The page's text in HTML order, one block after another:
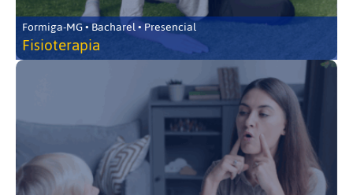
Formiga-MG • Bacharel • Presencial
Fisioterapia